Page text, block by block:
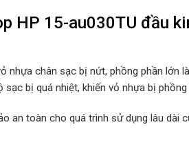
HP 15-au030TU đầu
nhựa chân sạc bị nứt, phồng phần
sạc bị quá nhiệt, khiến vỏ nhựa bị
an toàn cho quá trình sử dụng lâu